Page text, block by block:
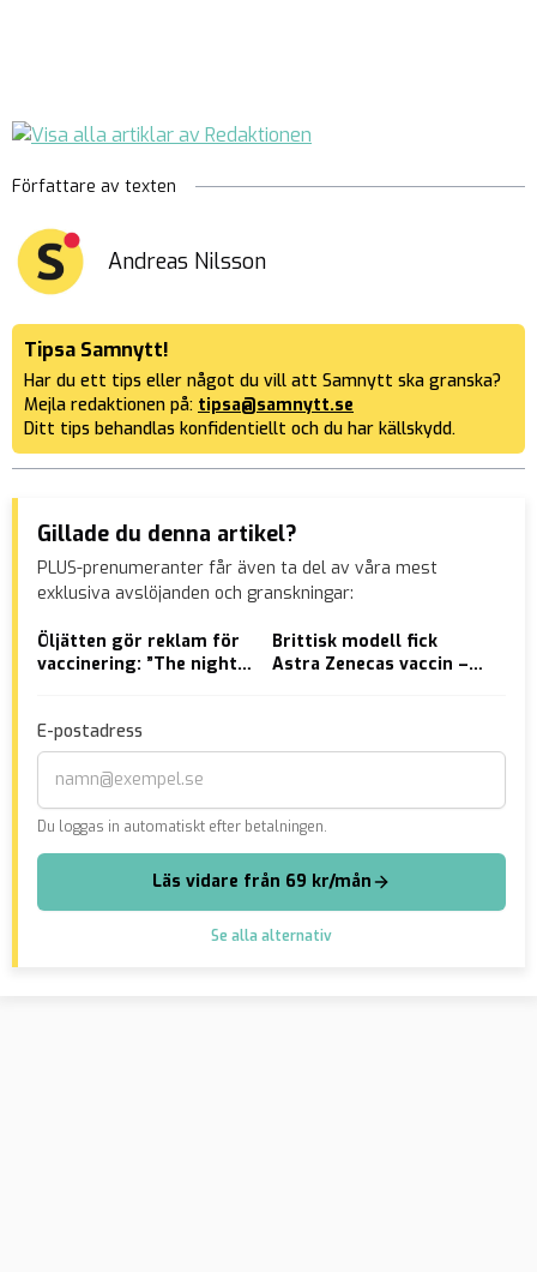
Författare av texten
Andreas Nilsson
Tipsa Samnytt!
Har du ett tips eller något du vill att Samnytt ska granska?
Mejla redaktionen på: tipsa@samnytt.se
Ditt tips behandlas konfidentiellt och du har källskydd.
Gillade du denna artikel?
PLUS-prenumeranter får även ta del av våra mest
exklusiva avslöjanden och granskningar:
Öljätten gör reklam för
vaccinering: ”The night
Brittisk modell fick
Astra Zenecas vaccin –
E-postadress
Du loggas in automatiskt efter betalningen.
Läs vidare från 69 kr/mån
Se alla alternativ